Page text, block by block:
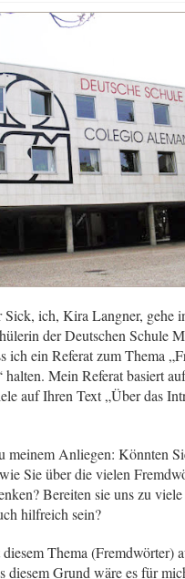
Sick, ich, Kira Langner, gehe
der Deutschen Schule
ich ein Referat zum Thema
halten. Mein Referat basiert
auf Ihren Text „Über das
meinem Anliegen: Könnten
Sie über die vielen
Bereiten sie uns zu
hilfreich sein?
Thema (Fremdwörter)
diesem Grund wäre es für